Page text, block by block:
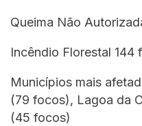
Queima Não
Incêndio Florestal 144
Municípios mais
(79 focos), Lagoa da
(45 focos)